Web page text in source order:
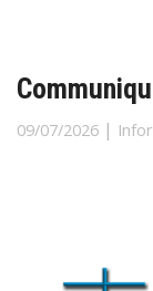
09/07/2026 |